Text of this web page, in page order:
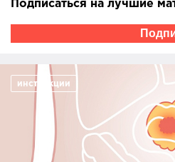
Подписаться на лучшие
инструкции